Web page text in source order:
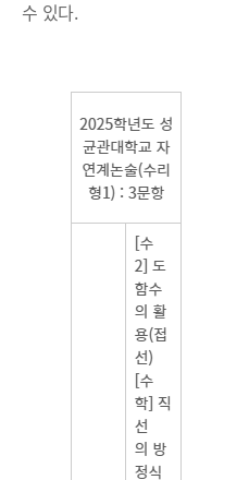
수 있다.